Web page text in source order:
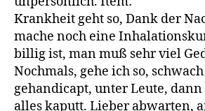
Krankheit geht so, Dank der
mache noch eine
billig ist, man muß sehr viel
Nochmals, gehe ich so,
gehandicapt, unter Leute,
alles kaputt. Lieber abwarten,